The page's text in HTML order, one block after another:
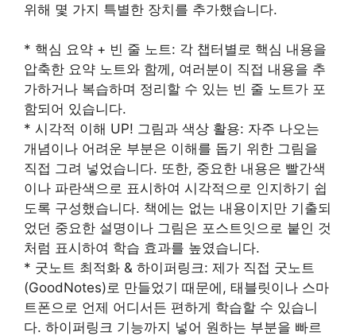
위해 몇 가지 특별한 장치를 추가했습니다.
* 핵심 요약 + 빈 줄 노트: 각 챕터별로 핵심 내용을
압축한 요약 노트와 함께, 여러분이 직접 내용을 추
가하거나 복습하며 정리할 수 있는 빈 줄 노트가 포
함되어 있습니다.
* 시각적 이해 UP! 그림과 색상 활용: 자주 나오는
개념이나 어려운 부분은 이해를 돕기 위한 그림을
직접 그려 넣었습니다. 또한, 중요한 내용은 빨간색
이나 파란색으로 표시하여 시각적으로 인지하기 쉽
도록 구성했습니다. 책에는 없는 내용이지만 기출되
었던 중요한 설명이나 그림은 포스트잇으로 붙인 것
처럼 표시하여 학습 효과를 높였습니다.
* 굿노트 최적화 & 하이퍼링크: 제가 직접 굿노트
(GoodNotes)로 만들었기 때문에, 태블릿이나 스마
트폰으로 언제 어디서든 편하게 학습할 수 있습니
다. 하이퍼링크 기능까지 넣어 원하는 부분을 빠르